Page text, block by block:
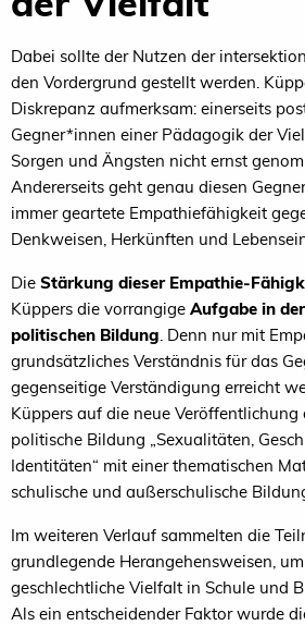
Dabei sollte der Nutzen der
den Vordergrund gestellt werden.
Diskrepanz aufmerksam: einerseits
Gegner*innen einer Pädagogik der
Sorgen und Ängsten nicht ernst
Andererseits geht genau diesen
immer geartete Empathiefähigkeit
Denkweisen, Herkünften und
Die Stärkung dieser Empathie-
Küppers die vorrangige Aufgabe in
politischen Bildung. Denn nur mit
grundsätzliches Verständnis für das
gegenseitige Verständigung erreicht
Küppers auf die neue
politische Bildung „Sexualitäten,
Identitäten“ mit einer thematischen
schulische und außerschulische
Im weiteren Verlauf sammelten die
grundlegende Herangehensweisen,
geschlechtliche Vielfalt in Schule und
Als ein entscheidender Faktor wurde